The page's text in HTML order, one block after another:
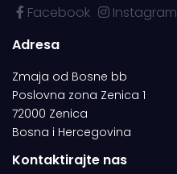
Facebook Instagram
Adresa
Zmaja od Bosne bb
Poslovna zona Zenica 1
72000 Zenica
Bosna i Hercegovina
Kontaktirajte nas